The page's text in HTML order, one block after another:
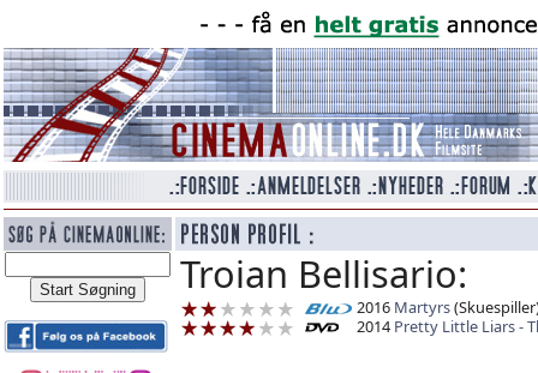
Troian Bellisario:
2016 Martyrs
2014 Pretty Little Liars -